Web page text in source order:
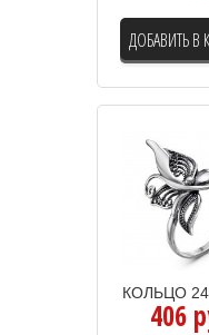
ДОБАВИТЬ В
КОЛЬЦО
406